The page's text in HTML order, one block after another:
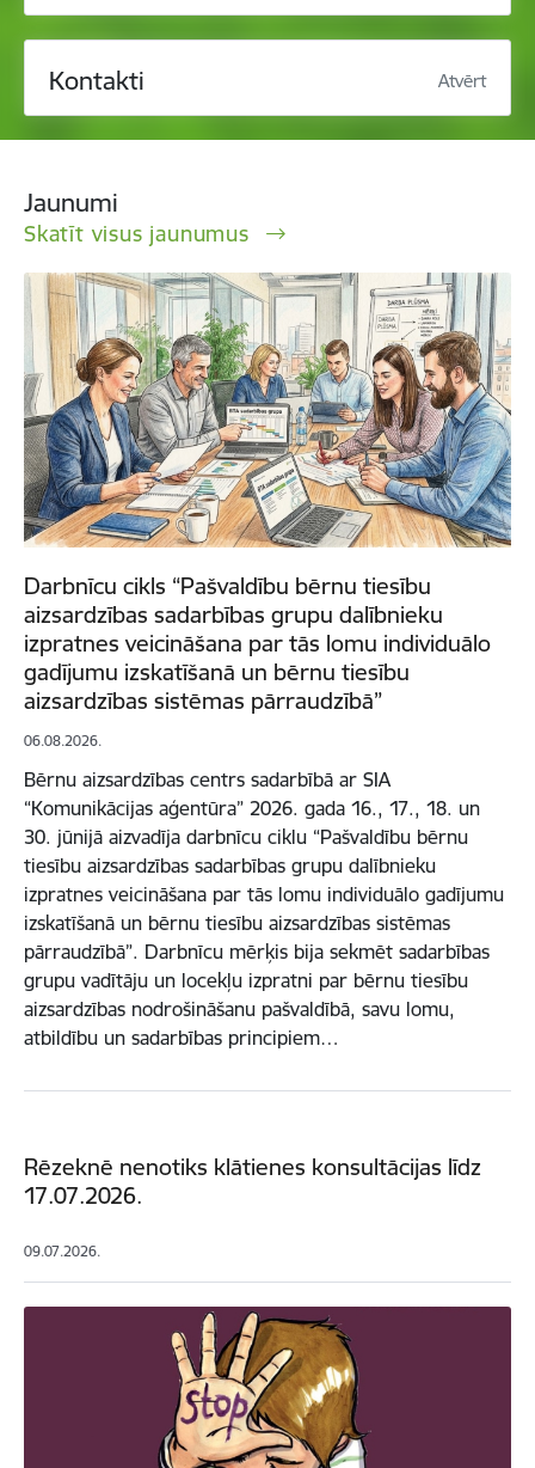
Kontakti Atvērt
Jaunumi
Skatīt visus jaunumus
Darbnīcu cikls “Pašvaldību bērnu tiesību
aizsardzības sadarbības grupu dalībnieku
izpratnes veicināšana par tās lomu individuālo
gadījumu izskatīšanā un bērnu tiesību
aizsardzības sistēmas pārraudzībā”
06.08.2026.
Bērnu aizsardzības centrs sadarbībā ar SIA
“Komunikācijas aģentūra” 2026. gada 16., 17., 18. un
30. jūnijā aizvadīja darbnīcu ciklu “Pašvaldību bērnu
tiesību aizsardzības sadarbības grupu dalībnieku
izpratnes veicināšana par tās lomu individuālo gadījumu
izskatīšanā un bērnu tiesību aizsardzības sistēmas
pārraudzībā”. Darbnīcu mērķis bija sekmēt sadarbības
grupu vadītāju un locekļu izpratni par bērnu tiesību
aizsardzības nodrošināšanu pašvaldībā, savu lomu,
atbildību un sadarbības principiem…
Rēzeknē nenotiks klātienes konsultācijas līdz
17.07.2026.
09.07.2026.